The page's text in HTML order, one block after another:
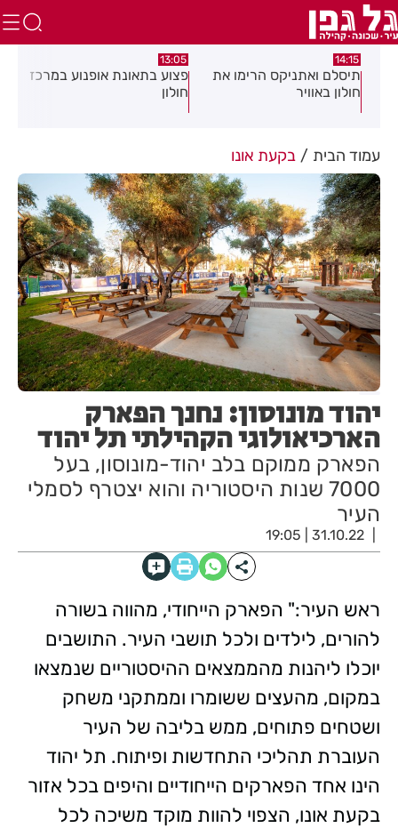
14:15
תיסלם ואתניקס הרימו את
חולון באוויר
13:05
פצוע בתאונת אופנוע במרכז
חולון
עמוד הבית בקעת אונו
יהוד מונוסון: נחנך הפארק
הארכיאולוגי הקהילתי תל יהוד
הפארק ממוקם בלב יהוד-מונוסון, בעל
7000 שנות היסטוריה והוא יצטרף לסמלי
העיר
31.10.22 | 19:05
ראש העיר:" הפארק הייחודי, מהווה בשורה
להורים, לילדים ולכל תושבי העיר. התושבים
יוכלו ליהנות מהממצאים ההיסטוריים שנמצאו
במקום, מהעצים ששומרו וממתקני משחק
ושטחים פתוחים, ממש בליבה של העיר
העוברת תהליכי התחדשות ופיתוח. תל יהוד
הינו אחד הפארקים הייחודיים והיפים בכל אזור
בקעת אונו, הצפוי להוות מוקד משיכה לכל